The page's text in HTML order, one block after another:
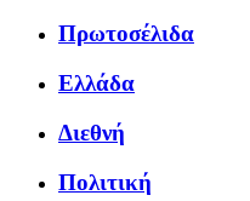
Πρωτοσέλιδα
Ελλάδα
Διεθνή
Πολιτική